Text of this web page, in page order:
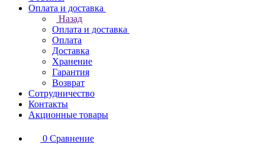
Оплата и доставка
Назад
Оплата и доставка
Оплата
Доставка
Хранение
Гарантия
Возврат
Сотрудничество
Контакты
Акционные товары
0 Сравнение